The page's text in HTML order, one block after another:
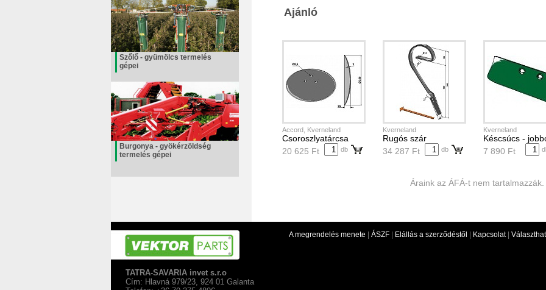
Szőlő - gyümölcs termelés
gépei
Burgonya - gyökérzöldség
termelés gépei
Ajánló
Accord, Kverneland
Csoroszlyatárcsa
20 625 Ft
db
Kverneland
Rugós szár
34 287 Ft
db
Kverneland
Késcsúcs -
7 890 Ft
Áraink az ÁFÁ-t nem tartalmazzák.
TATRA-SAVARIA invet s.r.o
Cím: Hlavná 979/23, 924 01 Galanta
A megrendelés menete ÁSZF Elállás a szerződéstől Kapcsolat|